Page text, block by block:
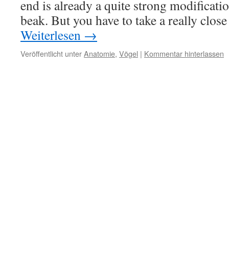
end is already a quite strong
beak. But you have to take a really
Weiterlesen →
Veröffentlicht unterAnatomie, Vögel | Kommentar hinterlassen